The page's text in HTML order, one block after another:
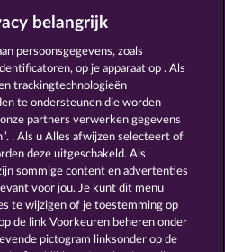
PHARAOS RICHES
CLEOPATRA'S CROWN
belangrijk
persoonsgegevens, zoals
op je apparaat op . Als
trackingtechnologieën
te ondersteunen die worden
partners verwerken gegevens
. Als u Alles afwijzen selecteert of
deze uitgeschakeld. Als
sommige content en advertenties
voor jou. Je kunt dit menu
te wijzigen of je toestemming op
de link Voorkeuren beheren onder
pictogram linksonder op de